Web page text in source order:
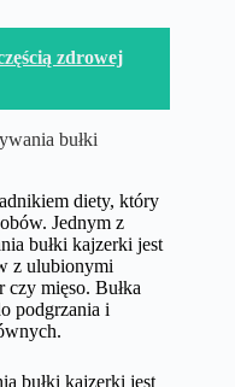
zdrowej
bułki
diety, który
Jednym z
bułki kajzerki jest
z ulubionymi
czy mięso. Bułka
podgrzania i
bułki kajzerki jest